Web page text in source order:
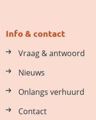
Info & contact
Vraag & antwoord
Nieuws
Onlangs verhuurd
Contact